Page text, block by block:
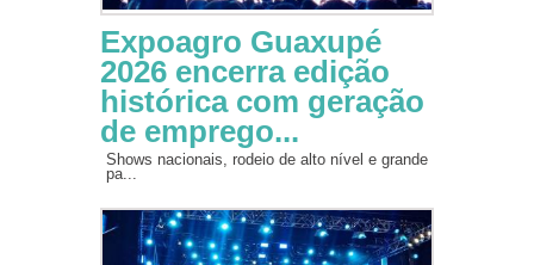
Expoagro Guaxupé
2026 encerra edição
histórica com geração
de emprego...
Shows nacionais, rodeio de alto nível e grande
pa...